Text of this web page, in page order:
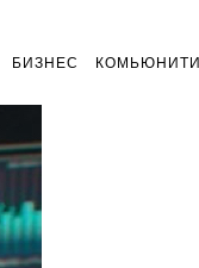
БИЗНЕС КОМЬЮНИТИ